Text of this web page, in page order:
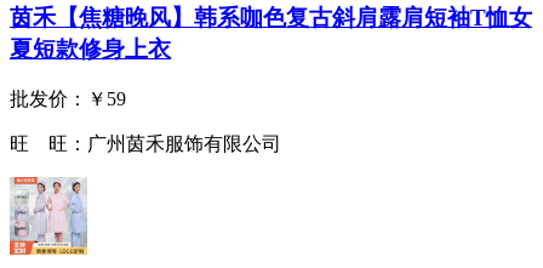
茵禾【焦糖晚风】韩系咖色复古斜肩露肩短袖T恤女
夏短款修身上衣
批发价： ￥59
旺 旺： 广州茵禾服饰有限公司